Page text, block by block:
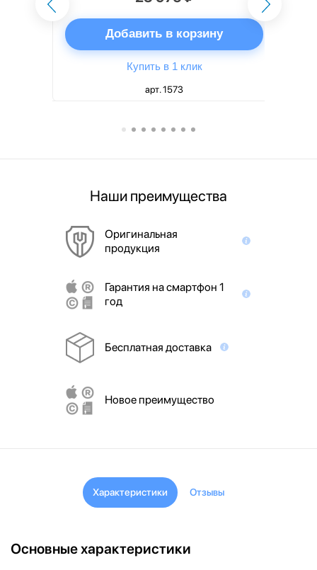
Добавить в корзину
Купить в 1 клик
арт. 1573
Наши преимущества
Оригинальная
продукция
Гарантия на смартфон 1
год
Бесплатная доставка
Новое преимущество
Характеристики Отзывы
Основные характеристики